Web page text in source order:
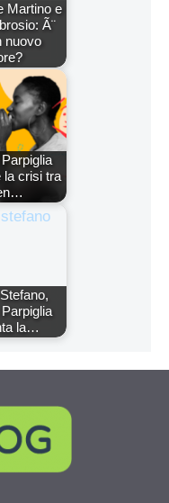
Martino e
Ã¨
nuovo
crisi tra
la…